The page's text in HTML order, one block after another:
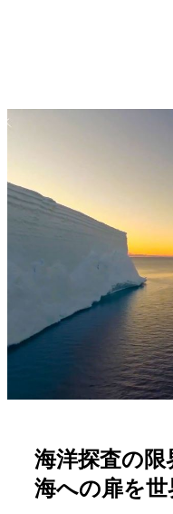
海洋探査の
海への扉を世